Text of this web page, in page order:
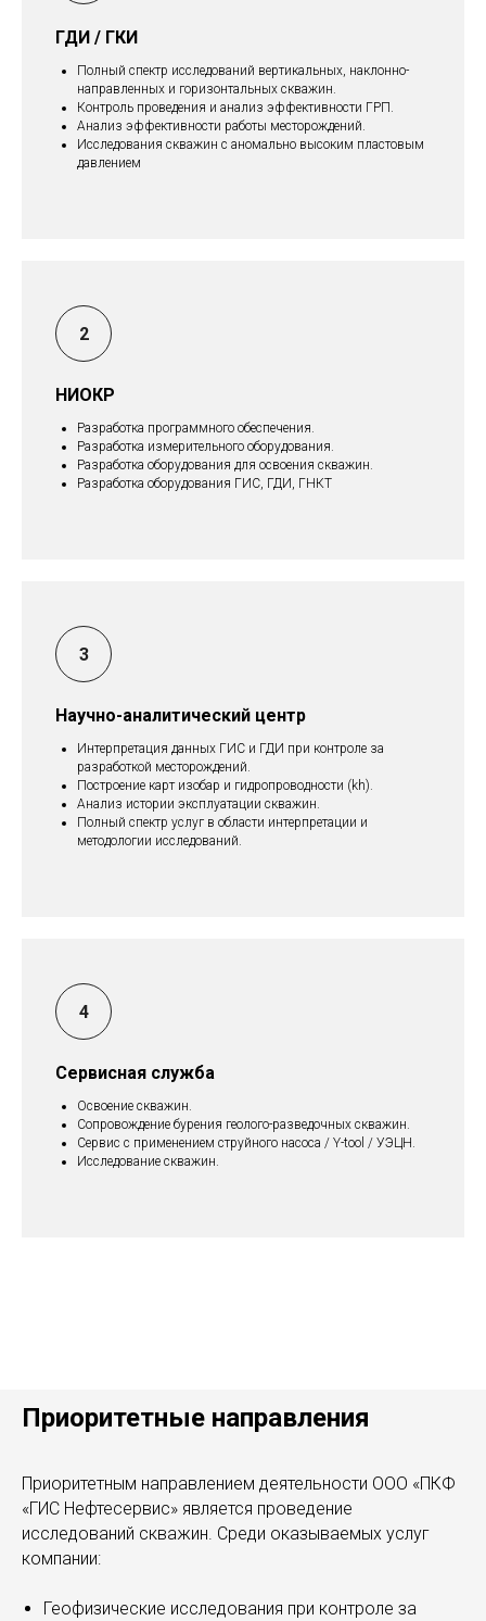
ГДИ / ГКИ
Полный спектр исследований вертикальных, наклонно-
направленных и горизонтальных скважин.
Контроль проведения и анализ эффективности ГРП.
Анализ эффективности работы месторождений.
Исследования скважин с аномально высоким пластовым
давлением
НИОКР
Разработка программного обеспечения.
Разработка измерительного оборудования.
Разработка оборудования для освоения скважин.
Разработка оборудования ГИС, ГДИ, ГНКТ
Научно-аналитический центр
Интерпретация данных ГИС и ГДИ при контроле за
разработкой месторождений.
Построение карт изобар и гидропроводности (kh).
Анализ истории эксплуатации скважин.
Полный спектр услуг в области интерпретации и
методологии исследований.
Сервисная служба
Освоение скважин.
Сопровождение бурения геолого-разведочных скважин.
Сервис с применением струйного насоса / Y-tool / УЭЦН.
Исследование скважин.
Приоритетные направления
Приоритетным направлением деятельности ООО «ПКФ
«ГИС Нефтесервис» является проведение
исследований скважин. Среди оказываемых услуг
компании:
Геофизические исследования при контроле за